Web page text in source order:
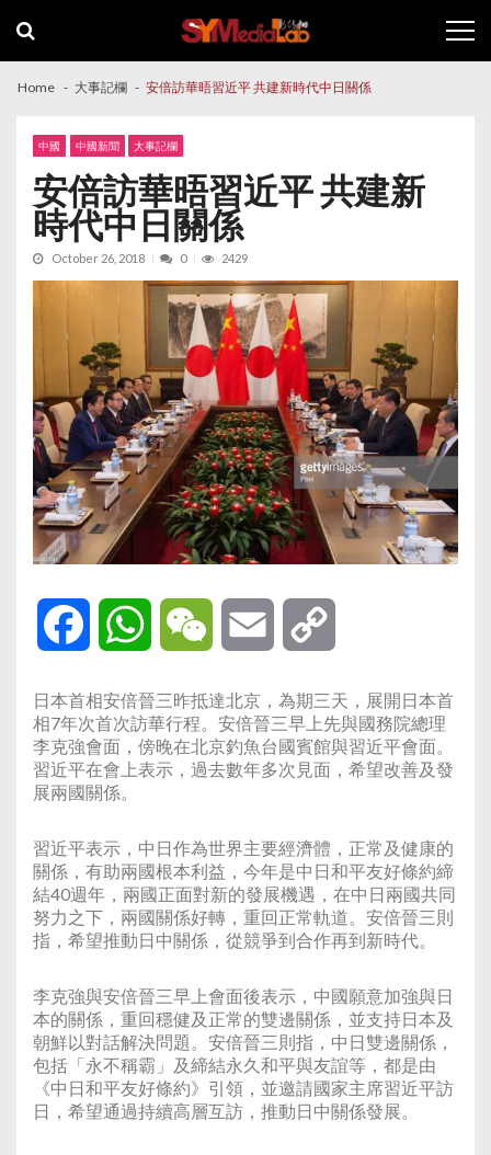
navigation
content
Home 大事記欄 安倍訪華晤習近平 共建新時代中日關係
中國 中國新聞 大事記欄
安倍訪華晤習近平 共建新
時代中日關係
October 26, 2018 0 2429
Facebook WhatsAppWeChat Email
日本首相安倍晉三昨抵達北京，為期三天，展開日本首
相7年次首次訪華行程。安倍晉三早上先與國務院總理
李克強會面，傍晚在北京釣魚台國賓館與習近平會面。
習近平在會上表示，過去數年多次見面，希望改善及發
展兩國關係。
習近平表示，中日作為世界主要經濟體，正常及健康的
關係，有助兩國根本利益，今年是中日和平友好條約締
結40週年，兩國正面對新的發展機遇，在中日兩國共同
努力之下，兩國關係好轉，重回正常軌道。安倍晉三則
指，希望推動日中關係，從競爭到合作再到新時代。
李克強與安倍晉三早上會面後表示，中國願意加強與日
本的關係，重回穩健及正常的雙邊關係，並支持日本及
朝鮮以對話解決問題。安倍晉三則指，中日雙邊關係，
包括「永不稱霸」及締結永久和平與友誼等，都是由
《中日和平友好條約》引領，並邀請國家主席習近平訪
日，希望通過持續高層互訪，推動日中關係發展。